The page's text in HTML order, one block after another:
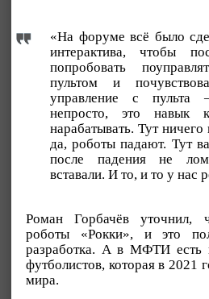
«На форуме всё было
интерактива, чтобы
попробовать
пультом и
управление с
непросто, это навык
нарабатывать. Тут
да, роботы падают. Тут
после падения не
вставали. И то, и то у нас
Роман Горбачёв уточнил,
роботы «Рокки», и это
разработка. А в МФТИ есть
футболистов, которая в 2021
мира.